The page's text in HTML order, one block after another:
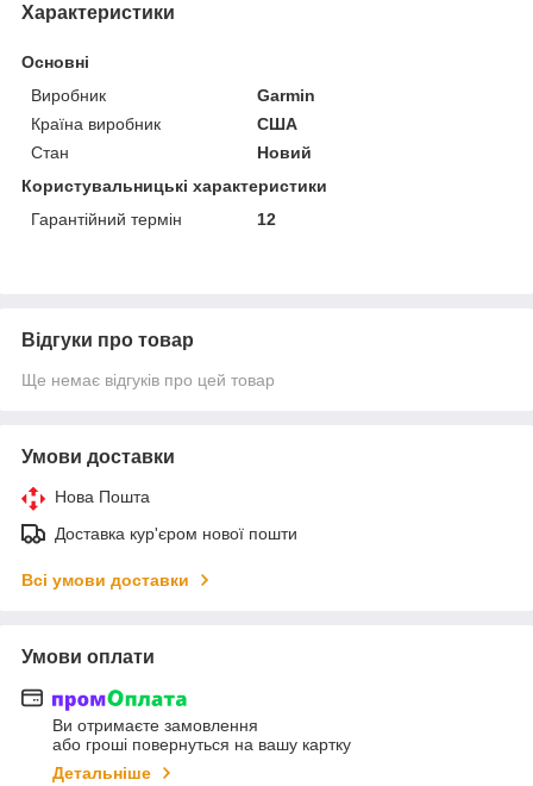
Характеристики
Основні
Виробник
Garmin
Країна виробник
США
Стан
Новий
Користувальницькі характеристики
Гарантійний термін
12
Відгуки про товар
Ще немає відгуків про цей товар
Умови доставки
Нова Пошта
Доставка кур'єром нової пошти
Всі умови доставки
Умови оплати
Ви отримаєте замовлення
або гроші повернуться на вашу картку
Детальніше